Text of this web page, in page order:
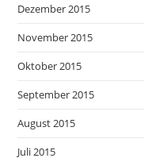
Dezember 2015
November 2015
Oktober 2015
September 2015
August 2015
Juli 2015